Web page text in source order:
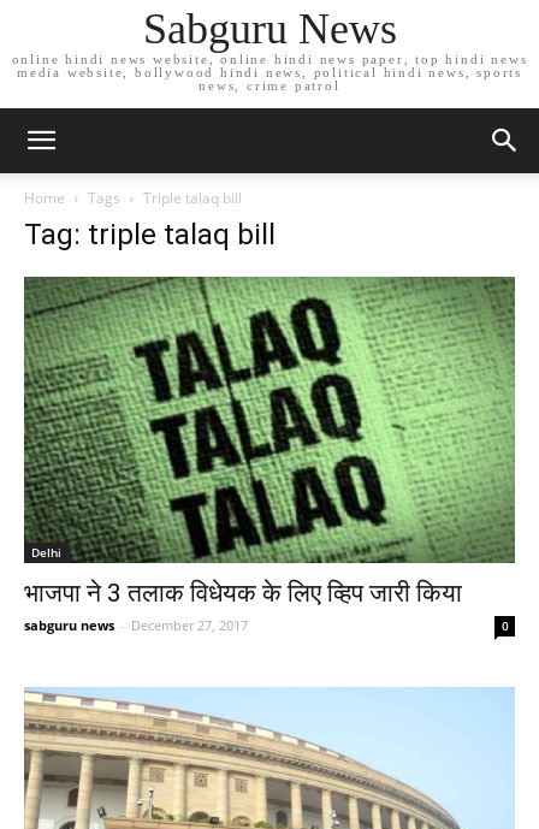
Sabguru News
online hindi news website, online hindi news paper, top hindi news
media website, bollywood hindi news, political hindi news, sports
news, crime patrol
Home Tags Triple talaq bill
Tag: triple talaq bill
Delhi
भाजपा ने 3 तलाक विधेयक के लिए व्हिप जारी किया
sabguru news - December 27, 2017 0